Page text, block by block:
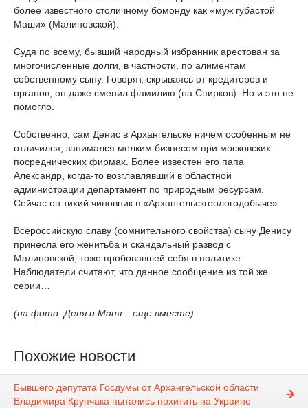
более известного столичному бомонду как «муж губастой
Маши» (Малиновской).
Судя по всему, бывший народный избранник арестован за
многочисленные долги, в частности, по алиментам
собственному сыну. Говорят, скрываясь от кредиторов и
органов, он даже сменил фамилию (на Спирков). Но и это не
помогло.
Собственно, сам Денис в Архангельске ничем особенным не
отличился, занимался мелким бизнесом при московских
посреднических фирмах. Более известен его папа
Александр, когда-то возглавлявший в областной
администрации департамент по природным ресурсам.
Сейчас он тихий чиновник в «Архангельскгеологодобыче».
Всероссийскую славу (сомнительного свойства) сыну Денису
принесла его женитьба и скандальный развод с
Малиновской, тоже пробовавшей себя в политике.
Наблюдатели считают, что данное сообщение из той же
серии…
(на фото: Деня и Маня... еще вместе)
Похожие новости
Бывшего депутата Госдумы от Архангельской области
Владимира Крупчака пытались похитить на Украине